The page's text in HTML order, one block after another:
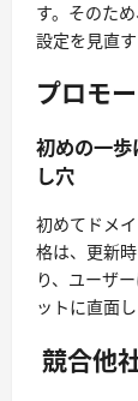
す。そのた
設定を見直す
プロモ
初めの一
し穴
初めてドメ
格は、更新
り、ユーザ
ットに直面し
競合他